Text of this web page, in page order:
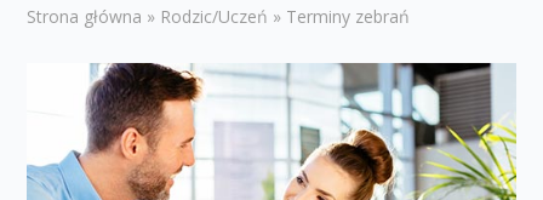
Strona główna » Rodzic/Uczeń » Terminy zebrań